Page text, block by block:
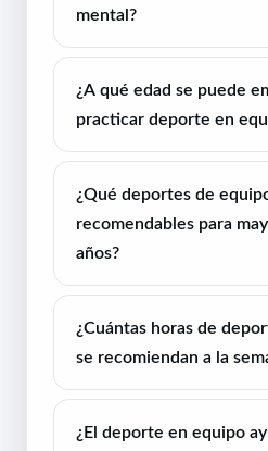
mental?
¿A qué edad se puede
practicar deporte en
¿Qué deportes de
recomendables para
años?
¿Cuántas horas de
se recomiendan a la
¿El deporte en equipo